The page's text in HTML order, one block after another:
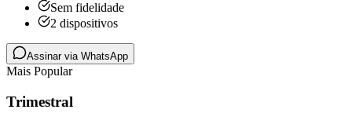
Sem fidelidade
2 dispositivos
Assinar via WhatsApp
Mais Popular
Trimestral